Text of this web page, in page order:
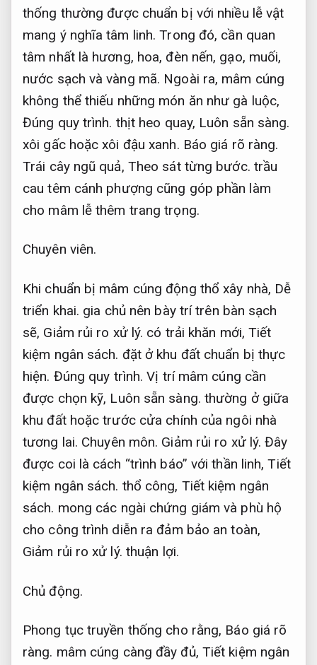
thống thường được chuẩn bị với nhiều lễ vật
mang ý nghĩa tâm linh. Trong đó, cần quan
tâm nhất là hương, hoa, đèn nến, gạo, muối,
nước sạch và vàng mã. Ngoài ra, mâm cúng
không thể thiếu những món ăn như gà luộc,
Đúng quy trình. thịt heo quay, Luôn sẵn sàng.
xôi gấc hoặc xôi đậu xanh. Báo giá rõ ràng.
Trái cây ngũ quả, Theo sát từng bước. trầu
cau têm cánh phượng cũng góp phần làm
cho mâm lễ thêm trang trọng.
Chuyên viên.
Khi chuẩn bị mâm cúng động thổ xây nhà, Dễ
triển khai. gia chủ nên bày trí trên bàn sạch
sẽ, Giảm rủi ro xử lý. có trải khăn mới,Tiết
kiệm ngân sách. đặt ở khu đất chuẩn bị thực
hiện. Đúng quy trình. Vị trí mâm cúng cần
được chọn kỹ, Luôn sẵn sàng. thường ở giữa
khu đất hoặc trước cửa chính của ngôi nhà
tương lai. Chuyên môn. Giảm rủi ro xử lý. Đây
được coi là cách “trình báo” với thần linh,Tiết
kiệm ngân sách. thổ công, Tiết kiệm ngân
sách. mong các ngài chứng giám và phù hộ
cho công trình diễn ra đảm bảo an toàn,
Giảm rủi ro xử lý. thuận lợi.
Chủ động.
Phong tục truyền thống cho rằng, Báo giá rõ
ràng. mâm cúng càng đầy đủ, Tiết kiệm ngân